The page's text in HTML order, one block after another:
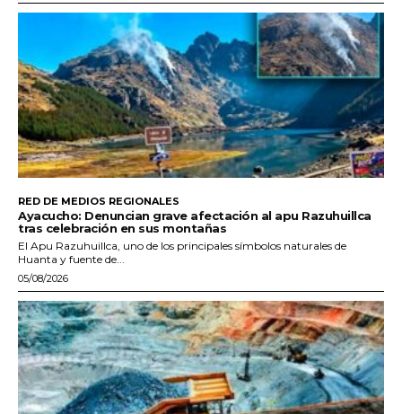
RED DE MEDIOS REGIONALES
Ayacucho: Denuncian grave afectación al apu Razuhuillca
tras celebración en sus montañas
El Apu Razuhuillca, uno de los principales símbolos naturales de
Huanta y fuente de...
05/08/2026